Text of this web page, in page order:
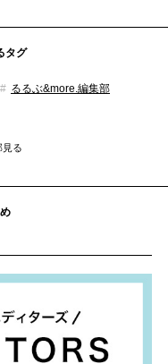
タグ
るるぶ&more.編集部
見る